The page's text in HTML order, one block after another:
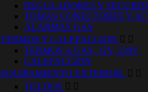
REGULADORES Y
TOMAS CONECTORES Y
ALARMAS GAS
TERMOS Y CALEFACCION  
TERMOS A GAS, 12V, 220V
CALEFACCION
EQUIPAMIENTO EXTERIOR.  
TOLDOS  